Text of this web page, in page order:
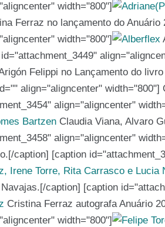
width="800"]
Ferraz no lançamento do Anuário
width="800"]
Felippi no Lançamento do
align="aligncenter" width="800"]
align="aligncenter"
Claudia Viana, Alvaro
align="aligncenter"
caption] [caption
caption] [caption
Cristina Ferraz autografa Anuário
width="800"]